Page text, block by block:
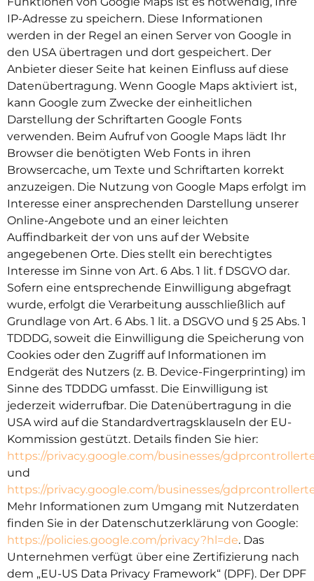
IP-Adresse zu speichern. Diese Informationen
werden in der Regel an einen Server von Google in
den USA übertragen und dort gespeichert. Der
Anbieter dieser Seite hat keinen Einfluss auf diese
Datenübertragung. Wenn Google Maps aktiviert ist,
kann Google zum Zwecke der einheitlichen
Darstellung der Schriftarten Google Fonts
verwenden. Beim Aufruf von Google Maps lädt Ihr
Browser die benötigten Web Fonts in ihren
Browsercache, um Texte und Schriftarten korrekt
anzuzeigen. Die Nutzung von Google Maps erfolgt im
Interesse einer ansprechenden Darstellung unserer
Online-Angebote und an einer leichten
Auffindbarkeit der von uns auf der Website
angegebenen Orte. Dies stellt ein berechtigtes
Interesse im Sinne von Art. 6 Abs. 1 lit. f DSGVO dar.
Sofern eine entsprechende Einwilligung abgefragt
wurde, erfolgt die Verarbeitung ausschließlich auf
Grundlage von Art. 6 Abs. 1 lit. a DSGVO und § 25 Abs. 1
TDDDG, soweit die Einwilligung die Speicherung von
Cookies oder den Zugriff auf Informationen im
Endgerät des Nutzers (z. B. Device-Fingerprinting) im
Sinne des TDDDG umfasst. Die Einwilligung ist
jederzeit widerrufbar. Die Datenübertragung in die
USA wird auf die Standardvertragsklauseln der EU-
Kommission gestützt. Details finden Sie hier:
https://privacy.google.com/businesses/
und
https://privacy.google.com/businesses/
Mehr Informationen zum Umgang mit Nutzerdaten
finden Sie in der Datenschutzerklärung von Google:
https://policies.google.com/privacy?hl=de. Das
Unternehmen verfügt über eine Zertifizierung nach
dem „EU-US Data Privacy Framework“ (DPF). Der DPF